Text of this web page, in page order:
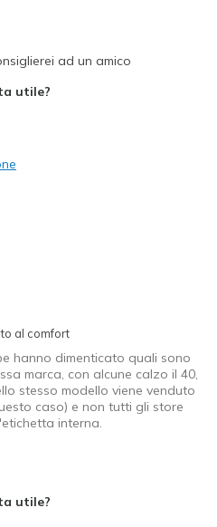
giusta
ad un amico
utile?
al comfort
hanno dimenticato quali sono
marca, con alcune calzo il 40,
stesso modello viene venduto
caso) e non tutti gli store
interna.
utile?